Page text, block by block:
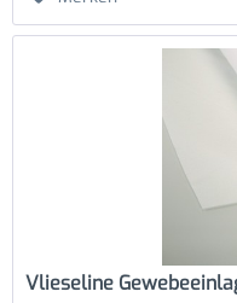
Vlieseline